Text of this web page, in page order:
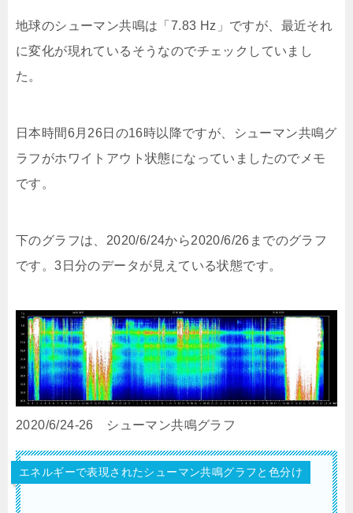
地球のシューマン共鳴は「7.83 Hz」ですが、最近それ
に変化が現れているそうなのでチェックしていまし
た。
日本時間6月26日の16時以降ですが、シューマン共鳴グ
ラフがホワイトアウト状態になっていましたのでメモ
です。
下のグラフは、2020/6/24から2020/6/26までのグラフ
です。3日分のデータが見えている状態です。
2020/6/24-26 シューマン共鳴グラフ
エネルギーで表現されたシューマン共鳴グラフと色分け